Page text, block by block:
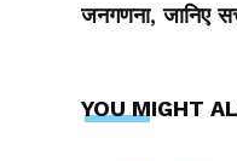
जनगणना, जानिए
YOU MIGHT